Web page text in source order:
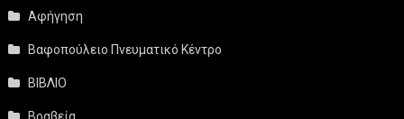
Αφήγηση
Βαφοπούλειο Πνευματικό Κέντρο
ΒΙΒΛΙΟ
Βραβεία